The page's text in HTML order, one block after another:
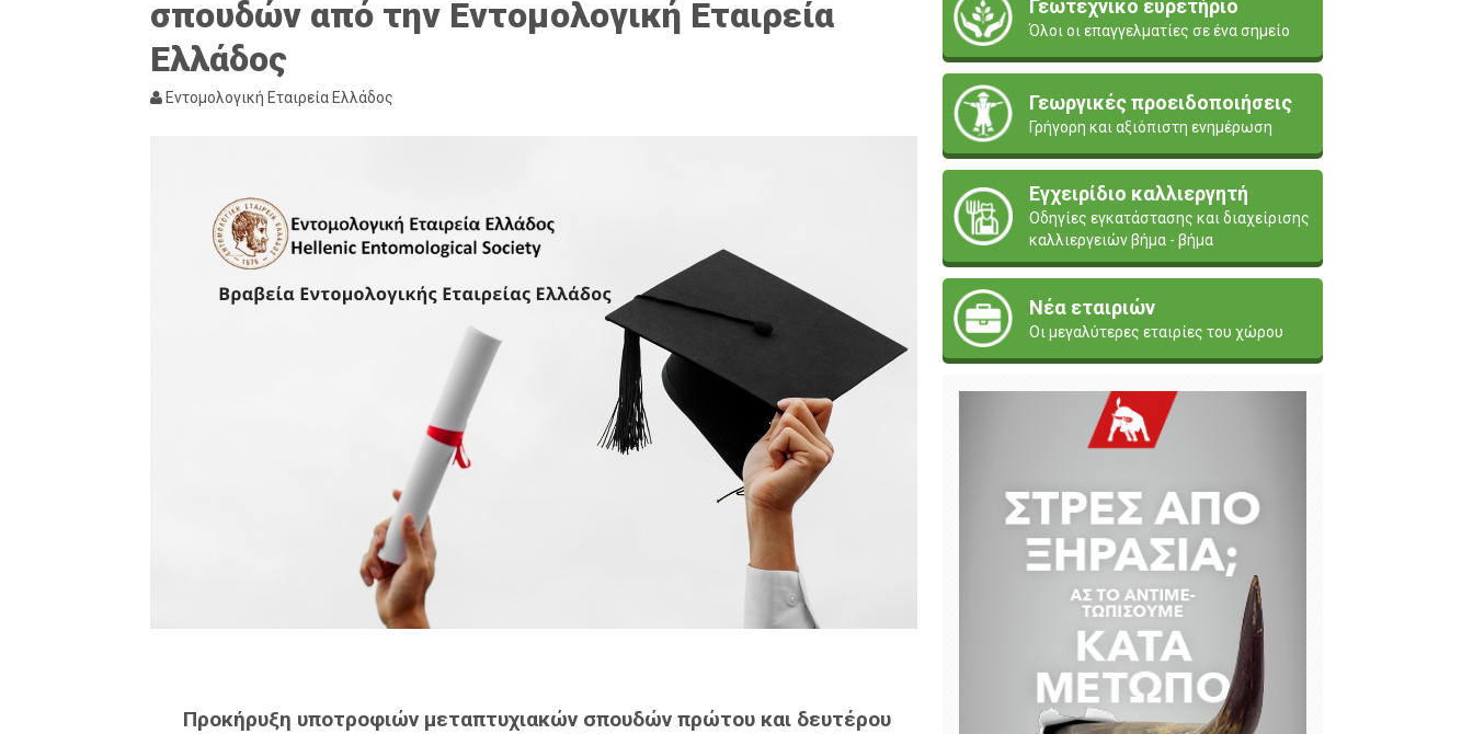
σπουδών από την Εντομολογική Εταιρεία
Ελλάδος
Εντομολογική Εταιρεία Ελλάδος
Προκήρυξη υποτροφιών μεταπτυχιακών σπουδών πρώτου και δευτέρου
Γεωτεχνικό ευρετήριο
Όλοι οι επαγγελματίες σε ένα σημείο
Γεωργικές προειδοποιήσεις
Γρήγορη και αξιόπιστη ενημέρωση
Εγχειρίδιο καλλιεργητή
Οδηγίες εγκατάστασης και διαχείρισης
καλλιεργειών βήμα - βήμα
Νέα εταιριών
Οι μεγαλύτερες εταιρίες του χώρου